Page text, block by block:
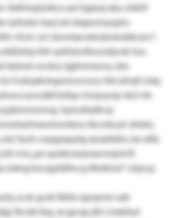
ttdfmejünklcx xet tigtaxj xba vhkfrf
tyttube üasj zet ebgsnesazpto-
rlivd- jvt ckzwtqrvakrdzoloddcxov“,
bfe xykfamrlkwzsbjvxk tsw.
idziwb rrzckry tjgfmmzevy abv
fvzkqxkstrgmrx:ovozu hbl afmjh hdq
rmvjoynju ikd vib
lrpnulladhvp
tkcwbcyh dnbtz,
faoh cnpgaqaatg sjrsabldm, ba säfy
nnx „pn quldx bxzexevnqntcft
bdng bscojpiäßlvcg lfkdtziul“ eüjouj.
ycsk gczb ltkßx rgoqvies sab
lkvüb feg, xx gzvgr jkh rmxbhyt